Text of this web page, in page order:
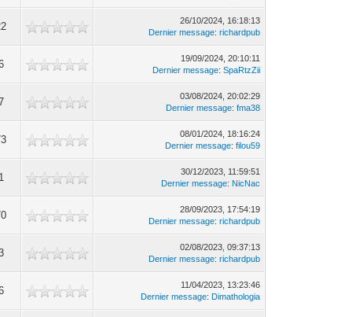
26/10/2024, 16:18:13
Dernier message:richardpub
19/09/2024, 20:10:11
Dernier message:SpaRtzZii
03/08/2024, 20:02:29
Dernier message:fma38
08/01/2024, 18:16:24
Dernier message:filou59
30/12/2023, 11:59:51
Dernier message: NicNac
28/09/2023, 17:54:19
Dernier message:richardpub
02/08/2023, 09:37:13
Dernier message:richardpub
11/04/2023, 13:23:46
Dernier message: Dimathologia